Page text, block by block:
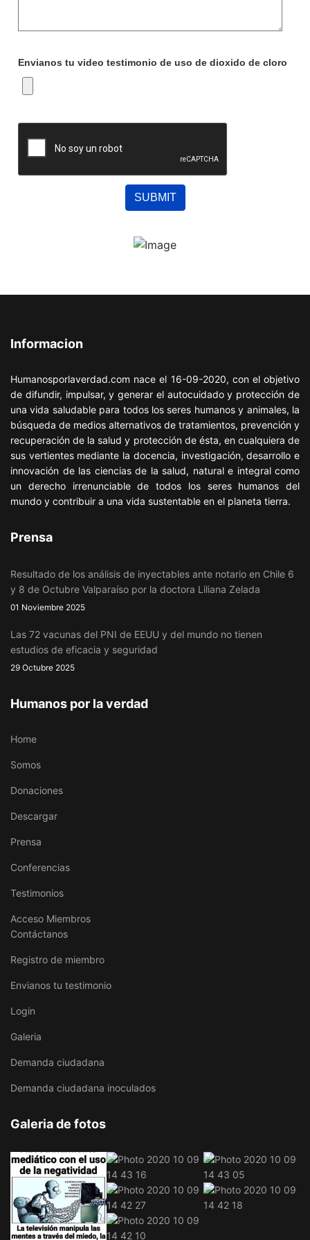
Envianos tu video testimonio de uso de dioxido de cloro
SUBMIT
Informacion
Humanosporlaverdad.com nace el 16-09-2020, con el objetivo
de difundir, impulsar, y generar el autocuidado y protección de
una vida saludable para todos los seres humanos y animales, la
búsqueda de medios alternativos de tratamientos, prevención y
recuperación de la salud y protección de ésta, en cualquiera de
sus vertientes mediante la docencia, investigación, desarrollo e
innovación de las ciencias de la salud, natural e integral como
un derecho irrenunciable de todos los seres humanos del
mundo y contribuir a una vida sustentable en el planeta tierra.
Prensa
Resultado de los análisis de inyectables ante notario en Chile 6
y 8 de Octubre Valparaíso por la doctora Liliana Zelada
01 Noviembre 2025
Las 72 vacunas del PNI de EEUU y del mundo no tienen
estudios de eficacia y seguridad
29 Octubre 2025
Humanos por la verdad
Home
Somos
Donaciones
Descargar
Prensa
Conferencias
Testimonios
Acceso Miembros
Contáctanos
Registro de miembro
Envianos tu testimonio
Login
Galeria
Demanda ciudadana
Demanda ciudadana inoculados
Galeria de fotos